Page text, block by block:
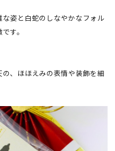
姿と白蛇のしなやかなフォル
す。
、ほほえみの表情や装飾を細